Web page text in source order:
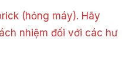
(hỏng máy). Hãy
nhiệm đối với các hư